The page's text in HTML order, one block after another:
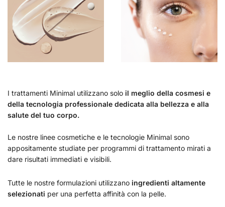
I trattamenti Minimal utilizzano solo il meglio della cosmesi e
della tecnologia professionale dedicata alla bellezza e alla
salute del tuo corpo.
Le nostre linee cosmetiche e le tecnologie Minimal sono
appositamente studiate per programmi di trattamento mirati a
dare risultati immediati e visibili.
Tutte le nostre formulazioni utilizzano ingredienti altamente
selezionati per una perfetta affinità con la pelle.